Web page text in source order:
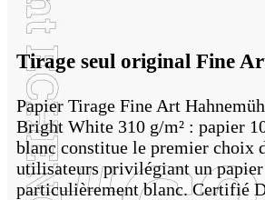
Tirage seul original Fine
Papier Tirage Fine Art
Bright White 310 g/m² : papier
blanc constitue le premier choix
utilisateurs privilégiant un
particulièrement blanc. Certifié